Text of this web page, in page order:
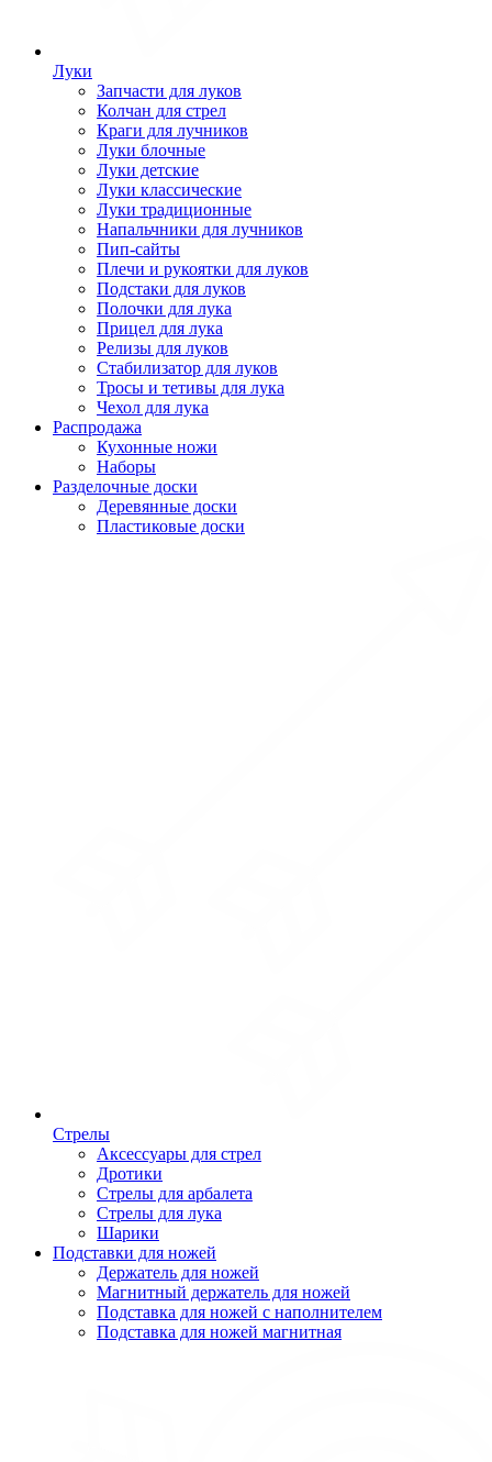
Луки
Запчасти для луков
Колчан для стрел
Краги для лучников
Луки блочные
Луки детские
Луки классические
Луки традиционные
Напальчники для лучников
Пип-сайты
Плечи и рукоятки для луков
Подстаки для луков
Полочки для лука
Прицел для лука
Релизы для луков
Стабилизатор для луков
Тросы и тетивы для лука
Чехол для лука
Распродажа
Кухонные ножи
Наборы
Разделочные доски
Деревянные доски
Пластиковые доски
Стрелы
Аксессуары для стрел
Дротики
Стрелы для арбалета
Стрелы для лука
Шарики
Подставки для ножей
Держатель для ножей
Магнитный держатель для ножей
Подставка для ножей с наполнителем
Подставка для ножей магнитная